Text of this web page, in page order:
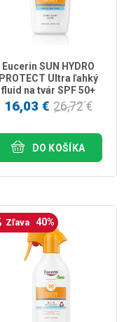
Eucerin SUN HYDRO
PROTECT Ultra ľahký
fluid na tvár SPF 50+
50ml
16,03 € 26,72 €
DO KOŠÍKA
Zľava 40%